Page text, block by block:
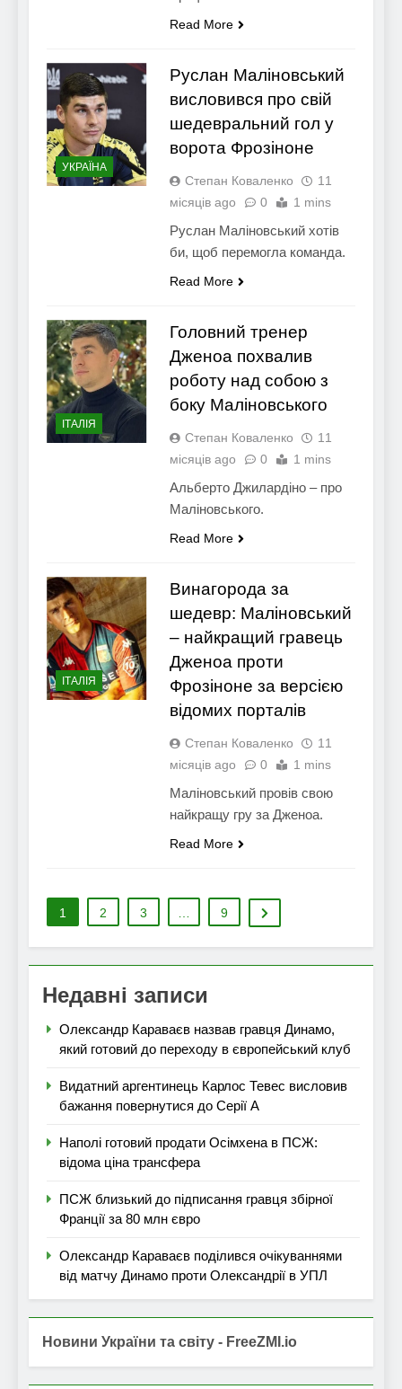
Read More
УКРАЇНА
Руслан Маліновський
висловився про свій
шедевральний гол у
ворота Фрозіноне
Степан Коваленко
11
місяців ago
0 1 mins
Руслан Маліновський хотів
би, щоб перемогла команда.
Read More
ІТАЛІЯ
Головний тренер
Дженоа похвалив
роботу над собою з
боку Маліновського
Степан Коваленко
11
місяців ago
0 1 mins
Альберто Джилардіно – про
Маліновського.
Read More
ІТАЛІЯ
Винагорода за
шедевр: Маліновський
– найкращий гравець
Дженоа проти
Фрозіноне за версією
відомих порталів
Степан Коваленко
11
місяців ago
0 1 mins
Маліновський провів свою
найкращу гру за Дженоа.
Read More
1 2 3 9
Недавні записи
Олександр Караваєв назвав гравця Динамо,
який готовий до переходу в європейський клуб
Видатний аргентинець Карлос Тевес висловив
бажання повернутися до Серії А
Наполі готовий продати Осімхена в ПСЖ:
відома ціна трансфера
ПСЖ близький до підписання гравця збірної
Франції за 80 млн євро
Олександр Караваєв поділився очікуваннями
від матчу Динамо проти Олександрії в УПЛ
Новини України та світу - FreeZMI.io